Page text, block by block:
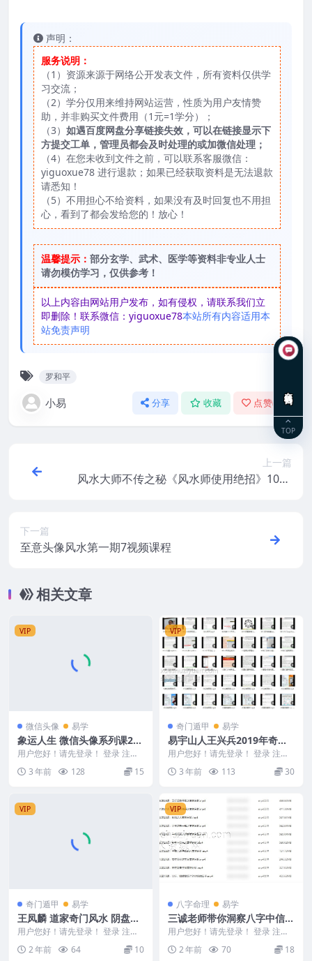
声明：
服务说明：
（1）资源来源于网络公开发表文件，所有资料仅供学
习交流；
（2）学分仅用来维持网站运营，性质为用户友情赞
助，并非购买文件费用（1元=1学分）；
（3） 如遇百度网盘分享链接失效，可以在链接显示下
方提交工单，管理员都会及时处理的或加微信处理；
（4）在您未收到文件之前，可以联系客服微信：
yiguoxue78 进行退款；如果已经获取资料是无法退款
请悉知！
（5）不用担心不给资料，如果没有及时回复也不用担
心，看到了都会发给您的！放心！
温馨提示： 部分玄学、武术、医学等资料非专业人士
请勿模仿学习，仅供参考！
以上内容由网站用户发布，如有侵权，请联系我们立
即删除！联系微信：yiguoxue78本站所有内容适用本
站免责声明
罗和平
小易 分享 收藏 点赞(
上一篇
风水大师不传之秘《风水师使用绝招》1054
下一篇
至意头像风水第一期7视频课程
相关文章
VIP
微信头像 易学
象运人生 微信头像系列课26
集【原版】
用户您好！请先登录！ 登录 注册
象运人生 微信头像系列课26集
【原版】 231...
3 年前 128 15
VIP
奇门遁甲 易学
易宇山人王兴兵2019年奇门
遁甲预测应用实战38集视频
用户您好！请先登录！ 登录 注册
独家好课程 易宇山人王兴兵2019
年奇门遁甲预...
3 年前 113 30
VIP
奇门遁甲 易学
王凤麟 道家奇门风水 阴盘奇
门精彩案例集45页
用户您好！请先登录！ 登录 注册
王凤麟 道家奇门风水 阴盘奇门精
彩案例集45页...
2 年前 64 10
VIP
八字命理 易学
三诚老师带你洞察八字中信息
和流年运势 28集
用户您好！请先登录！ 登录 注册
三诚老师带你洞察八字中信息和流
年运势 28集 ...
2 年前 70 18
TOP